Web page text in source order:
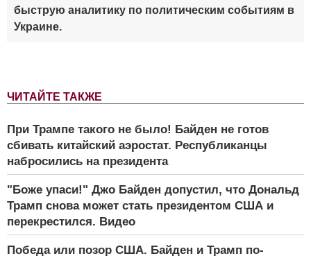
ЧИТАЙТЕ ТАКЖЕ
При Трампе такого не было! Байден не готов
сбивать китайский аэростат. Республиканцы
набросились на президента
"Боже упаси!" Джо Байден допустил, что Дональд
Трамп снова может стать президентом США и
перекрестился. Видео
Победа или позор США. Байден и Трамп по-
быструю аналитику по политическим событиям в
Украине.